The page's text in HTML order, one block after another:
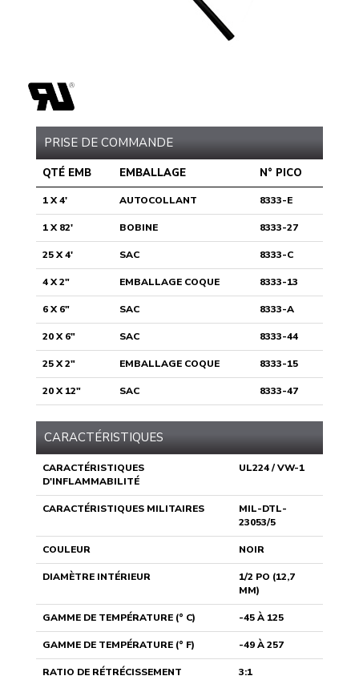
PRISE DE COMMANDE
QTÉ EMB EMBALLAGE N° PICO
1 X 4' AUTOCOLLANT 8333-E
1 X 82' BOBINE 8333-27
25 X 4' SAC 8333-C
4 X 2" EMBALLAGE COQUE 8333-13
6 X 6" SAC 8333-A
20 X 6" SAC 8333-44
25 X 2" EMBALLAGE COQUE 8333-15
20 X 12" SAC 8333-47
CARACTÉRISTIQUES
CARACTÉRISTIQUES
D'INFLAMMABILITÉ
UL224 / VW-1
CARACTÉRISTIQUES MILITAIRES
MIL-DTL-
23053/5
COULEUR NOIR
DIAMÈTRE INTÉRIEUR
1/2 PO (12,7
MM)
GAMME DE TEMPÉRATURE (° C) -45 À 125
GAMME DE TEMPÉRATURE (° F) -49 À 257
RATIO DE RÉTRÉCISSEMENT 3:1